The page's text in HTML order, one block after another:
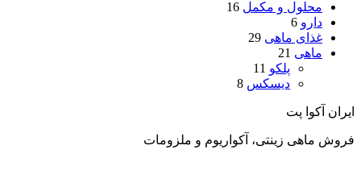
محلول و مکمل 16
دارو 6
غذای ماهی 29
ماهی 21
پلکو 11
دیسکس 8
ایران آکوا پت
فروش ماهی زینتی، آکواریوم و ملزومات